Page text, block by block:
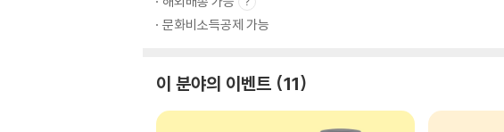
문화비소득공제 가능
이 분야의 이벤트 11